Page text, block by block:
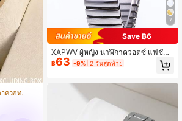
ใน ซื้อซ้ำสูง นาฬิกาควอทซ์ผู้หญิง
7
Save ฿6
XAPWV ผู้หญิง นาฬิกาควอตซ์ แฟชั่น
ย้อนยุค พร้อม ยืดหยุ่น สายรัด สำหรับ ผู้
ชาย & , อารบิก ตัวเลข หน้าปัด & ใหญ่
฿63 -9% 2 วันสุดท้าย